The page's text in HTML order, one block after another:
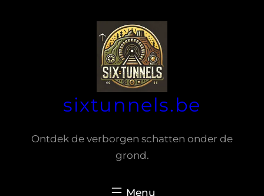
sixtunnels.be
Ontdek de verborgen schatten onder de
grond.